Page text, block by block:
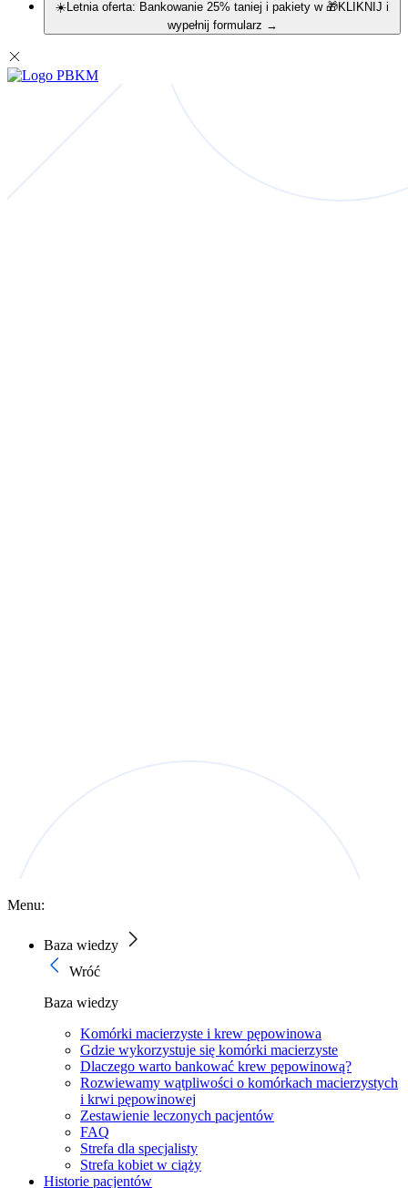
☀️Letnia oferta: Bankowanie 25% taniej i pakiety w 🎁KLIKNIJ i
wypełnij formularz →
Menu:
Baza wiedzy
Wróć
Baza wiedzy
Komórki macierzyste i krew pępowinowa
Gdzie wykorzystuje się komórki macierzyste
Dlaczego warto bankować krew pępowinową?
Rozwiewamy wątpliwości o komórkach macierzystych
i krwi pępowinowej
Zestawienie leczonych pacjentów
FAQ
Strefa dla specjalisty
Strefa kobiet w ciąży
Historie pacjentów